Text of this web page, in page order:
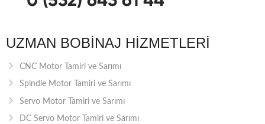
UZMAN BOBINAJ HIZMETLERI
CNC Motor Tamiri ve Sarımı
Spindle Motor Tamiri ve Sarımı
Servo Motor Tamiri ve Sarımı
DC Servo Motor Tamiri ve Sarımı